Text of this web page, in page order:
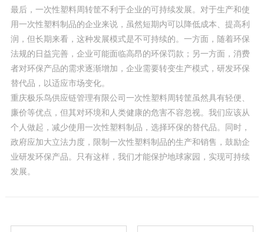
最后，一次性塑料周转筐不利于企业的可持续发展。对于生产和使
用一次性塑料制品的企业来说，虽然短期内可以降低成本、提高利
润，但长期来看，这种发展模式是不可持续的。一方面，随着环保
法规的日益完善，企业可能面临高昂的环保罚款；另一方面，消费
者对环保产品的需求逐渐增加，企业需要转变生产模式，研发环保
替代品，以适应市场变化。
重庆极乐鸟供应链管理有限公司一次性塑料周转筐虽然具有轻便、
廉价等优点，但其对环境和人类健康的危害不容忽视。我们应该从
个人做起，减少使用一次性塑料制品，选择环保的替代品。同时，
政府应加大立法力度，限制一次性塑料制品的生产和销售，鼓励企
业研发环保产品。只有这样，我们才能保护地球家园，实现可持续
发展。